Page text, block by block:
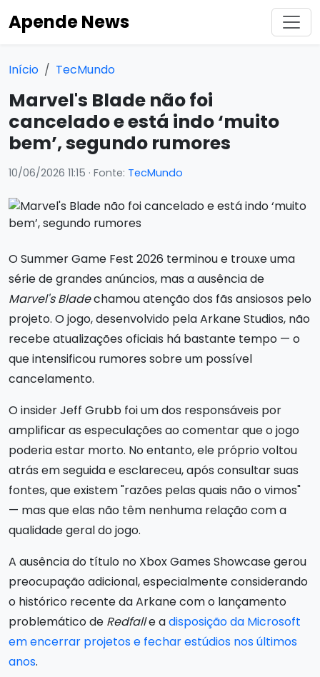
Apende News
Início TecMundo
Marvel's Blade não foi
cancelado e está indo ‘muito
bem’, segundo rumores
10/06/2026 11:15 · Fonte: TecMundo
O Summer Game Fest 2026 terminou e trouxe uma
série de grandes anúncios, mas a ausência de
Marvel's Bladechamou atenção dos fãs ansiosos pelo
projeto. O jogo, desenvolvido pela Arkane Studios, não
recebe atualizações oficiais há bastante tempo — o
que intensificou rumores sobre um possível
cancelamento.
O insider Jeff Grubb foi um dos responsáveis por
amplificar as especulações ao comentar que o jogo
poderia estar morto. No entanto, ele próprio voltou
atrás em seguida e esclareceu, após consultar suas
fontes, que existem "razões pelas quais não o vimos"
— mas que elas não têm nenhuma relação com a
qualidade geral do jogo.
A ausência do título no Xbox Games Showcase gerou
preocupação adicional, especialmente considerando
o histórico recente da Arkane com o lançamento
problemático de Redfalle adisposição da Microsoft
em encerrar projetos e fechar estúdios nos últimos
anos.